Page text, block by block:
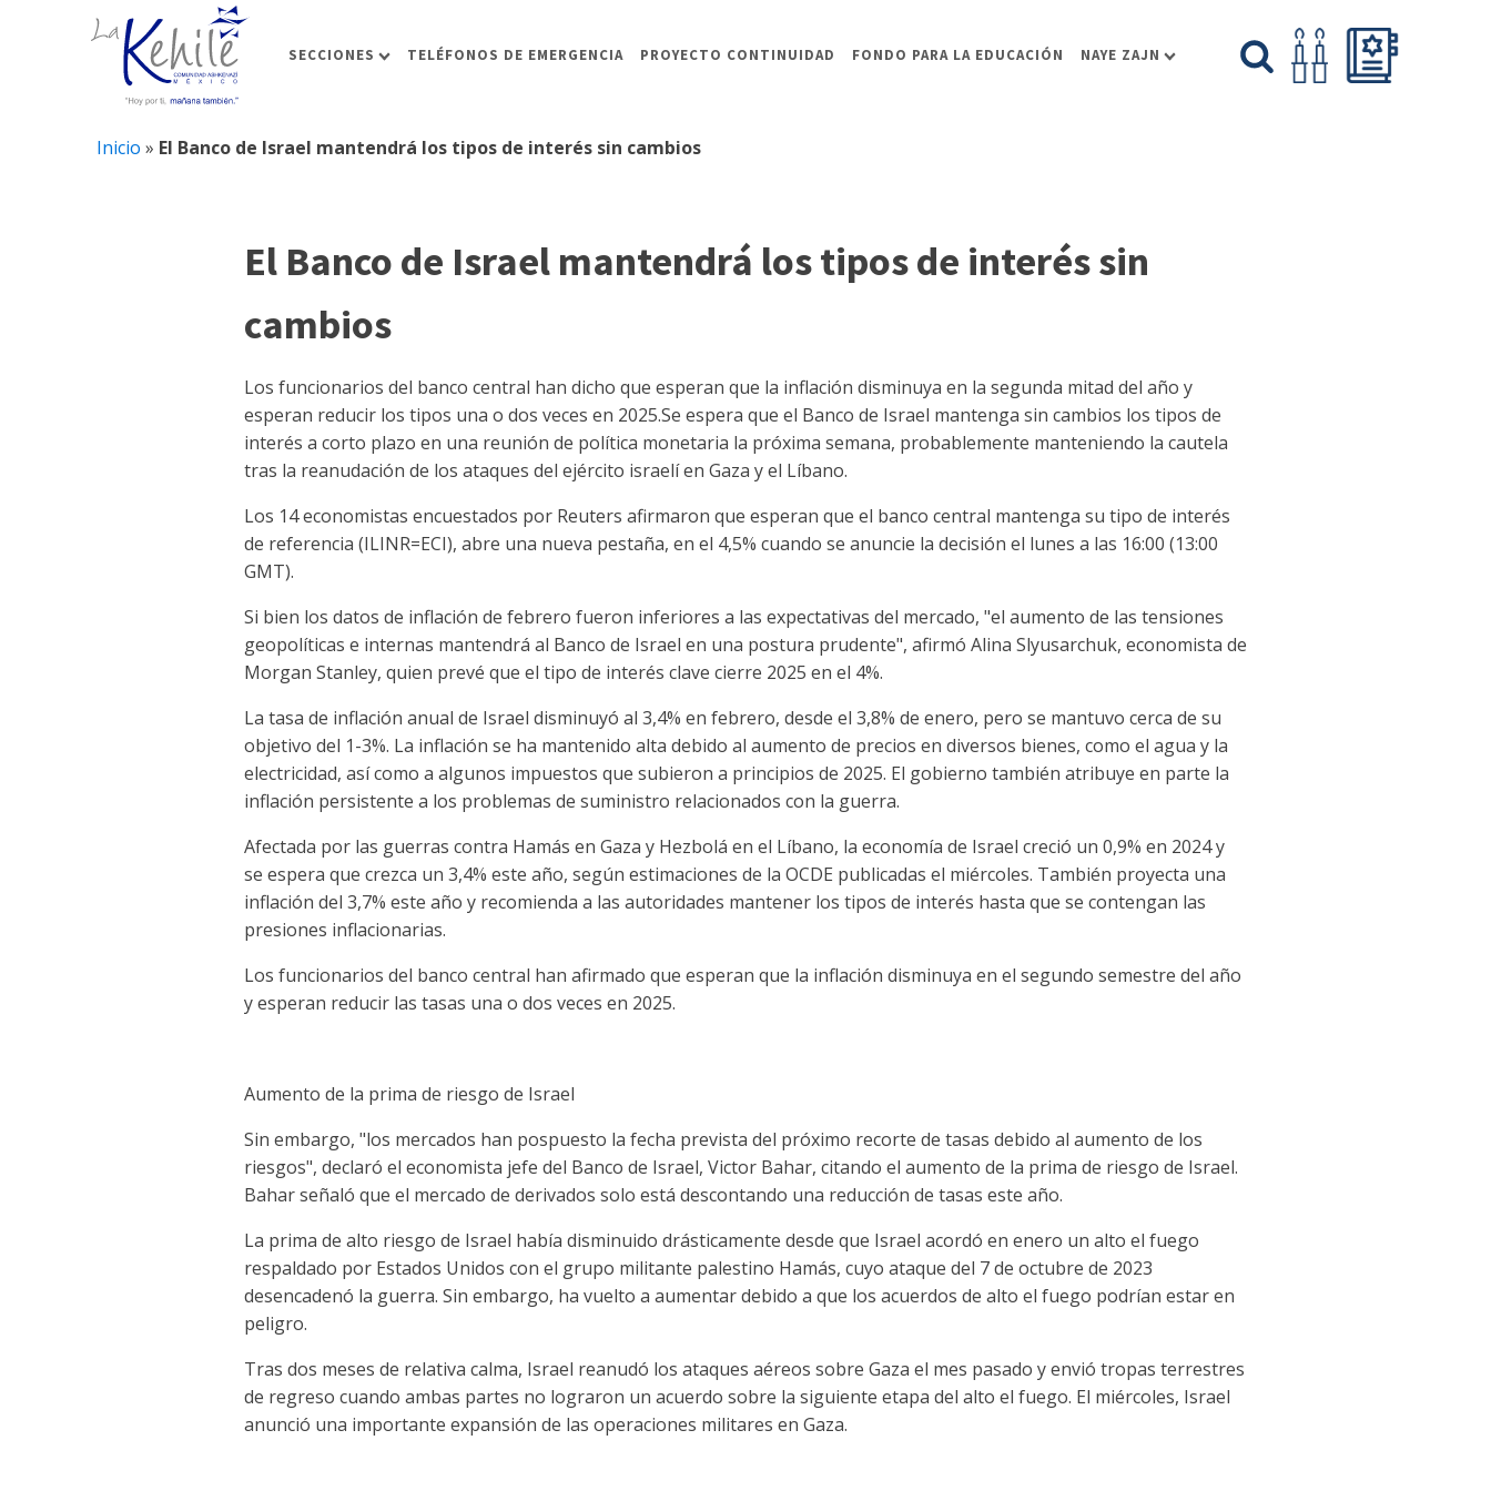
SECCIONES TELÉFONOS DE EMERGENCIA PROYECTO CONTINUIDAD FONDO PARA LA EDUCACIÓN NAYE ZAJN
Inicio » El Banco de Israel mantendrá los tipos de interés sin cambios
El Banco de Israel mantendrá los tipos de interés sin
cambios
Los funcionarios del banco central han dicho que esperan que la inflación disminuya en la segunda mitad del año y
esperan reducir los tipos una o dos veces en 2025.Se espera que el Banco de Israel mantenga sin cambios los tipos de
interés a corto plazo en una reunión de política monetaria la próxima semana, probablemente manteniendo la cautela
tras la reanudación de los ataques del ejército israelí en Gaza y el Líbano.
Los 14 economistas encuestados por Reuters afirmaron que esperan que el banco central mantenga su tipo de interés
de referencia (ILINR=ECI), abre una nueva pestaña, en el 4,5% cuando se anuncie la decisión el lunes a las 16:00 (13:00
GMT).
Si bien los datos de inflación de febrero fueron inferiores a las expectativas del mercado, "el aumento de las tensiones
geopolíticas e internas mantendrá al Banco de Israel en una postura prudente", afirmó Alina Slyusarchuk, economista de
Morgan Stanley, quien prevé que el tipo de interés clave cierre 2025 en el 4%.
La tasa de inflación anual de Israel disminuyó al 3,4% en febrero, desde el 3,8% de enero, pero se mantuvo cerca de su
objetivo del 1-3%. La inflación se ha mantenido alta debido al aumento de precios en diversos bienes, como el agua y la
electricidad, así como a algunos impuestos que subieron a principios de 2025. El gobierno también atribuye en parte la
inflación persistente a los problemas de suministro relacionados con la guerra.
Afectada por las guerras contra Hamás en Gaza y Hezbolá en el Líbano, la economía de Israel creció un 0,9% en 2024 y
se espera que crezca un 3,4% este año, según estimaciones de la OCDE publicadas el miércoles. También proyecta una
inflación del 3,7% este año y recomienda a las autoridades mantener los tipos de interés hasta que se contengan las
presiones inflacionarias.
Los funcionarios del banco central han afirmado que esperan que la inflación disminuya en el segundo semestre del año
y esperan reducir las tasas una o dos veces en 2025.
Aumento de la prima de riesgo de Israel
Sin embargo, "los mercados han pospuesto la fecha prevista del próximo recorte de tasas debido al aumento de los
riesgos", declaró el economista jefe del Banco de Israel, Victor Bahar, citando el aumento de la prima de riesgo de Israel.
Bahar señaló que el mercado de derivados solo está descontando una reducción de tasas este año.
La prima de alto riesgo de Israel había disminuido drásticamente desde que Israel acordó en enero un alto el fuego
respaldado por Estados Unidos con el grupo militante palestino Hamás, cuyo ataque del 7 de octubre de 2023
desencadenó la guerra. Sin embargo, ha vuelto a aumentar debido a que los acuerdos de alto el fuego podrían estar en
peligro.
Tras dos meses de relativa calma, Israel reanudó los ataques aéreos sobre Gaza el mes pasado y envió tropas terrestres
de regreso cuando ambas partes no lograron un acuerdo sobre la siguiente etapa del alto el fuego. El miércoles, Israel
anunció una importante expansión de las operaciones militares en Gaza.